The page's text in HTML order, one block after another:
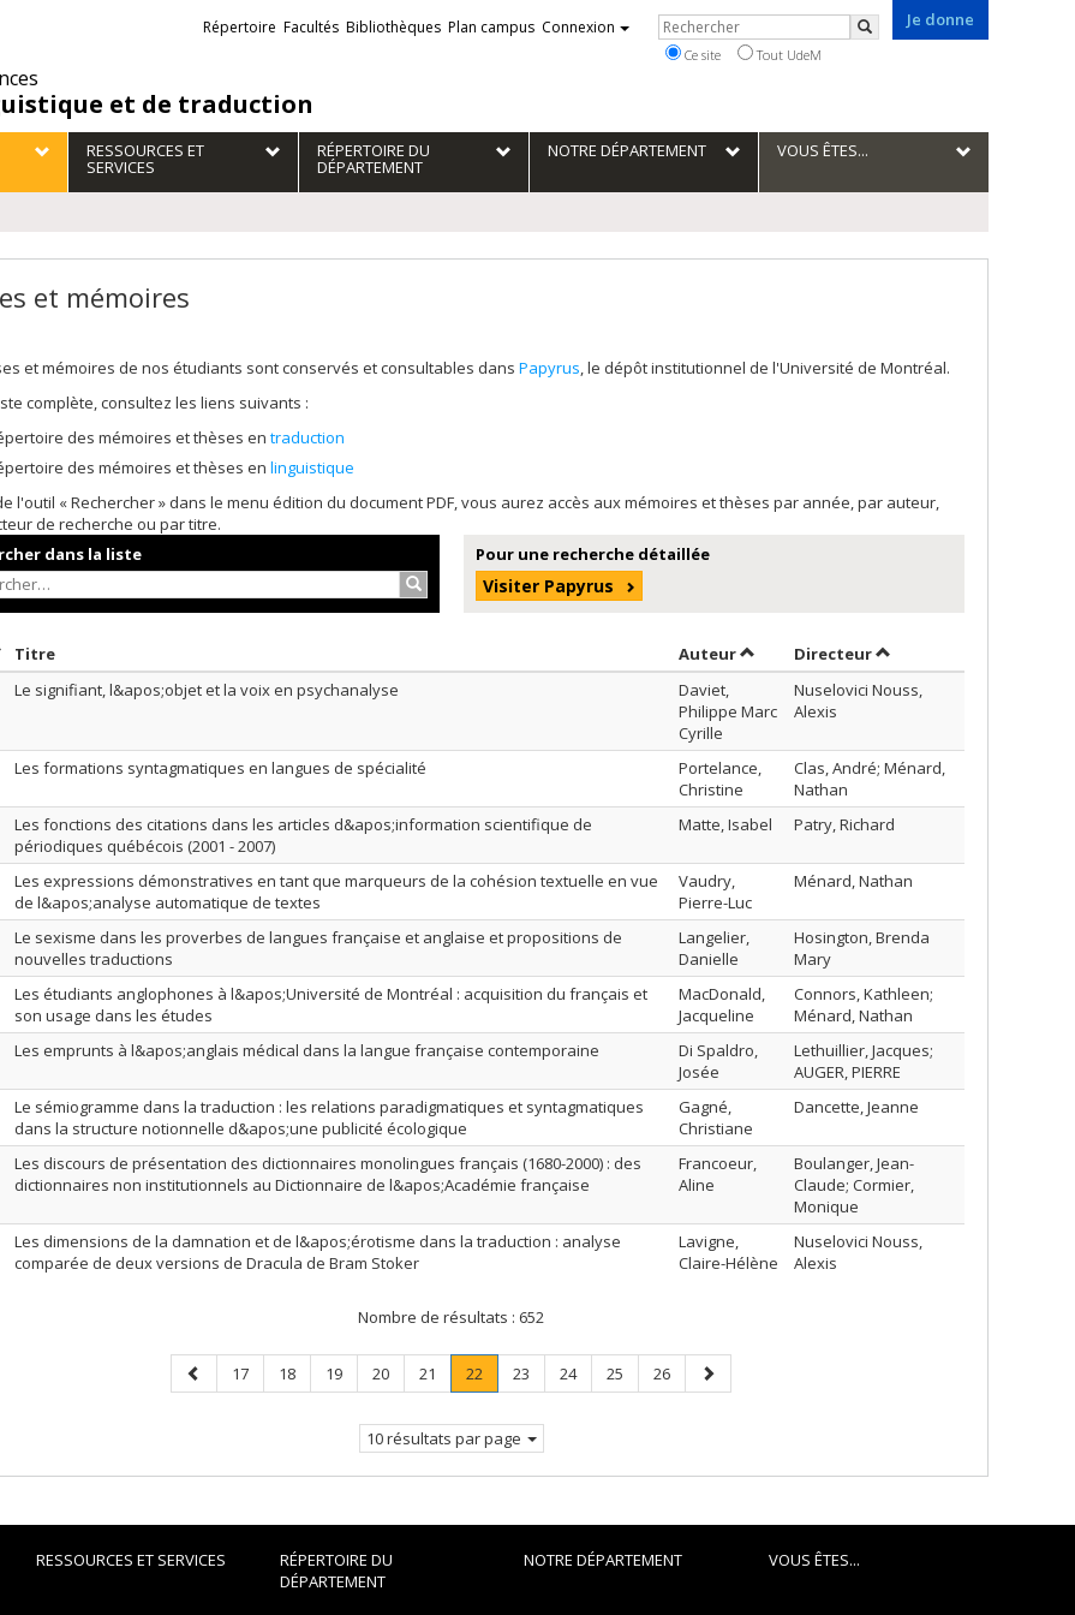
et de traduction
Je donne
Liens
externes
Répertoire Facultés Bibliothèques Plan campus Connexion Rechercher
Rechercher
Ce site Tout UdeM
RESSOURCES ET
SERVICES
RÉPERTOIRE DU
DÉPARTEMENT
NOTRE DÉPARTEMENT VOUS ÊTES...
et mémoires
et mémoires de nos étudiants sont conservés et consultables dans Papyrus, le dépôt institutionnel de l'Université de Montréal.
complète, consultez les liens suivants :
des mémoires et thèses en traduction
des mémoires et thèses en linguistique
l'outil « Rechercher » dans le menu édition du document PDF, vous aurez accès aux mémoires et thèses par année, par auteur,
de recherche ou par titre.
dans la liste
Rechercher…
Pour une recherche détaillée
Visiter Papyrus
par date en ordre décroissant
Titre AuteurTrier par auteur en ordre décroissant
Directeurpar contributeur en
Le signifiant, l&apos;objet et la voix en psychanalyse
Daviet,
Philippe Marc
Cyrille
Nuselovici Nouss,
Alexis
Les formations syntagmatiques en langues de spécialité
Portelance,
Christine
Clas, André; Ménard,
Nathan
Les fonctions des citations dans les articles d&apos;information scientifique de
périodiques québécois (2001 - 2007)
Matte, Isabel Patry, Richard
Les expressions démonstratives en tant que marqueurs de la cohésion textuelle en vue
de l&apos;analyse automatique de textes
Vaudry,
Pierre-Luc
Ménard, Nathan
Le sexisme dans les proverbes de langues française et anglaise et propositions de
nouvelles traductions
Langelier,
Danielle
Hosington, Brenda
Mary
Les étudiants anglophones à l&apos;Université de Montréal : acquisition du français et
son usage dans les études
MacDonald,
Jacqueline
Connors, Kathleen;
Ménard, Nathan
Les emprunts à l&apos;anglais médical dans la langue française contemporaine
Di Spaldro,
Josée
Lethuillier, Jacques;
AUGER, PIERRE
Le sémiogramme dans la traduction : les relations paradigmatiques et syntagmatiques
dans la structure notionnelle d&apos;une publicité écologique
Gagné,
Christiane
Dancette, Jeanne
Les discours de présentation des dictionnaires monolingues français (1680-2000) : des
dictionnaires non institutionnels au Dictionnaire de l&apos;Académie française
Francoeur,
Aline
Boulanger, Jean-
Claude; Cormier,
Monique
Les dimensions de la damnation et de l&apos;érotisme dans la traduction : analyse
comparée de deux versions de Dracula de Bram Stoker
Lavigne,
Claire-Hélène
Nuselovici Nouss,
Alexis
Nombre de résultats : 652
Page
précédente
Page
17 Page
18 Page
19 Page
20 Page
21 Page
22
Page
Page
23 Page
24 Page
25 Page
26
Page
suivante
10 résultats par page
RESSOURCES ET SERVICES
RÉPERTOIRE DU
DÉPARTEMENT
NOTRE DÉPARTEMENT VOUS ÊTES...